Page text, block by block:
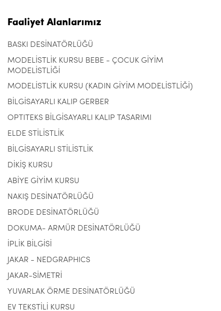
Faaliyet Alanlarımız
BASKI DESİNATÖRLÜĞÜ
MODELİSTLİK KURSU BEBE - ÇOCUK GİYİM
MODELİSTLİĞİ
MODELİSTLİK KURSU (KADIN GİYİM MODELİSTLİĞİ)
BİLGİSAYARLI KALIP GERBER
OPTITEKS BİLGİSAYARLI KALIP TASARIMI
ELDE STİLİSTLİK
BİLGİSAYARLI STİLİSTLİK
DİKİŞ KURSU
ABİYE GİYİM KURSU
NAKIŞ DESİNATÖRLÜĞÜ
BRODE DESİNATÖRLÜĞÜ
DOKUMA- ARMÜR DESİNATÖRLÜĞÜ
İPLİK BİLGİSİ
JAKAR - NEDGRAPHICS
JAKAR-SİMETRİ
YUVARLAK ÖRME DESİNATÖRLÜĞÜ
EV TEKSTİLİ KURSU